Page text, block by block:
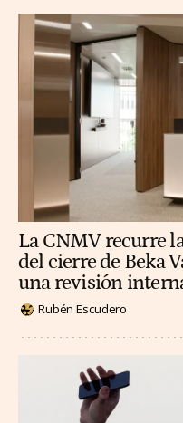
La CNMV recurre
del cierre de Beka
una revisión
Rubén Escudero